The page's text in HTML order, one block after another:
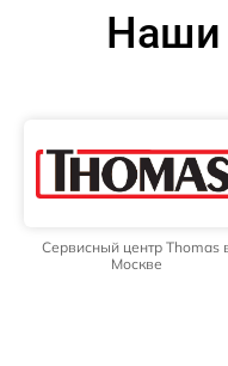
Наши
Сервисный центр Thomas
Москве